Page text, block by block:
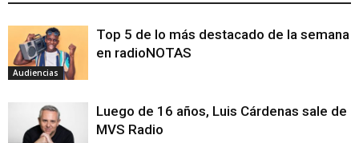
Audiencias
Top 5 de lo más destacado de la semana
en radioNOTAS
Luego de 16 años, Luis Cárdenas sale de
MVS Radio